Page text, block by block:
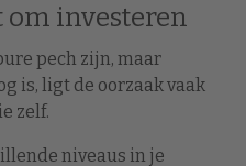
om investeren
pech zijn, maar
is, ligt de oorzaak vaak
zelf.
niveaus in je